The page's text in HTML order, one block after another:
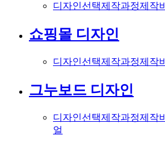
디자인선택제작과정제작
쇼핑몰 디자인
디자인선택제작과정제작
그누보드 디자인
디자인선택제작과정제작
얼